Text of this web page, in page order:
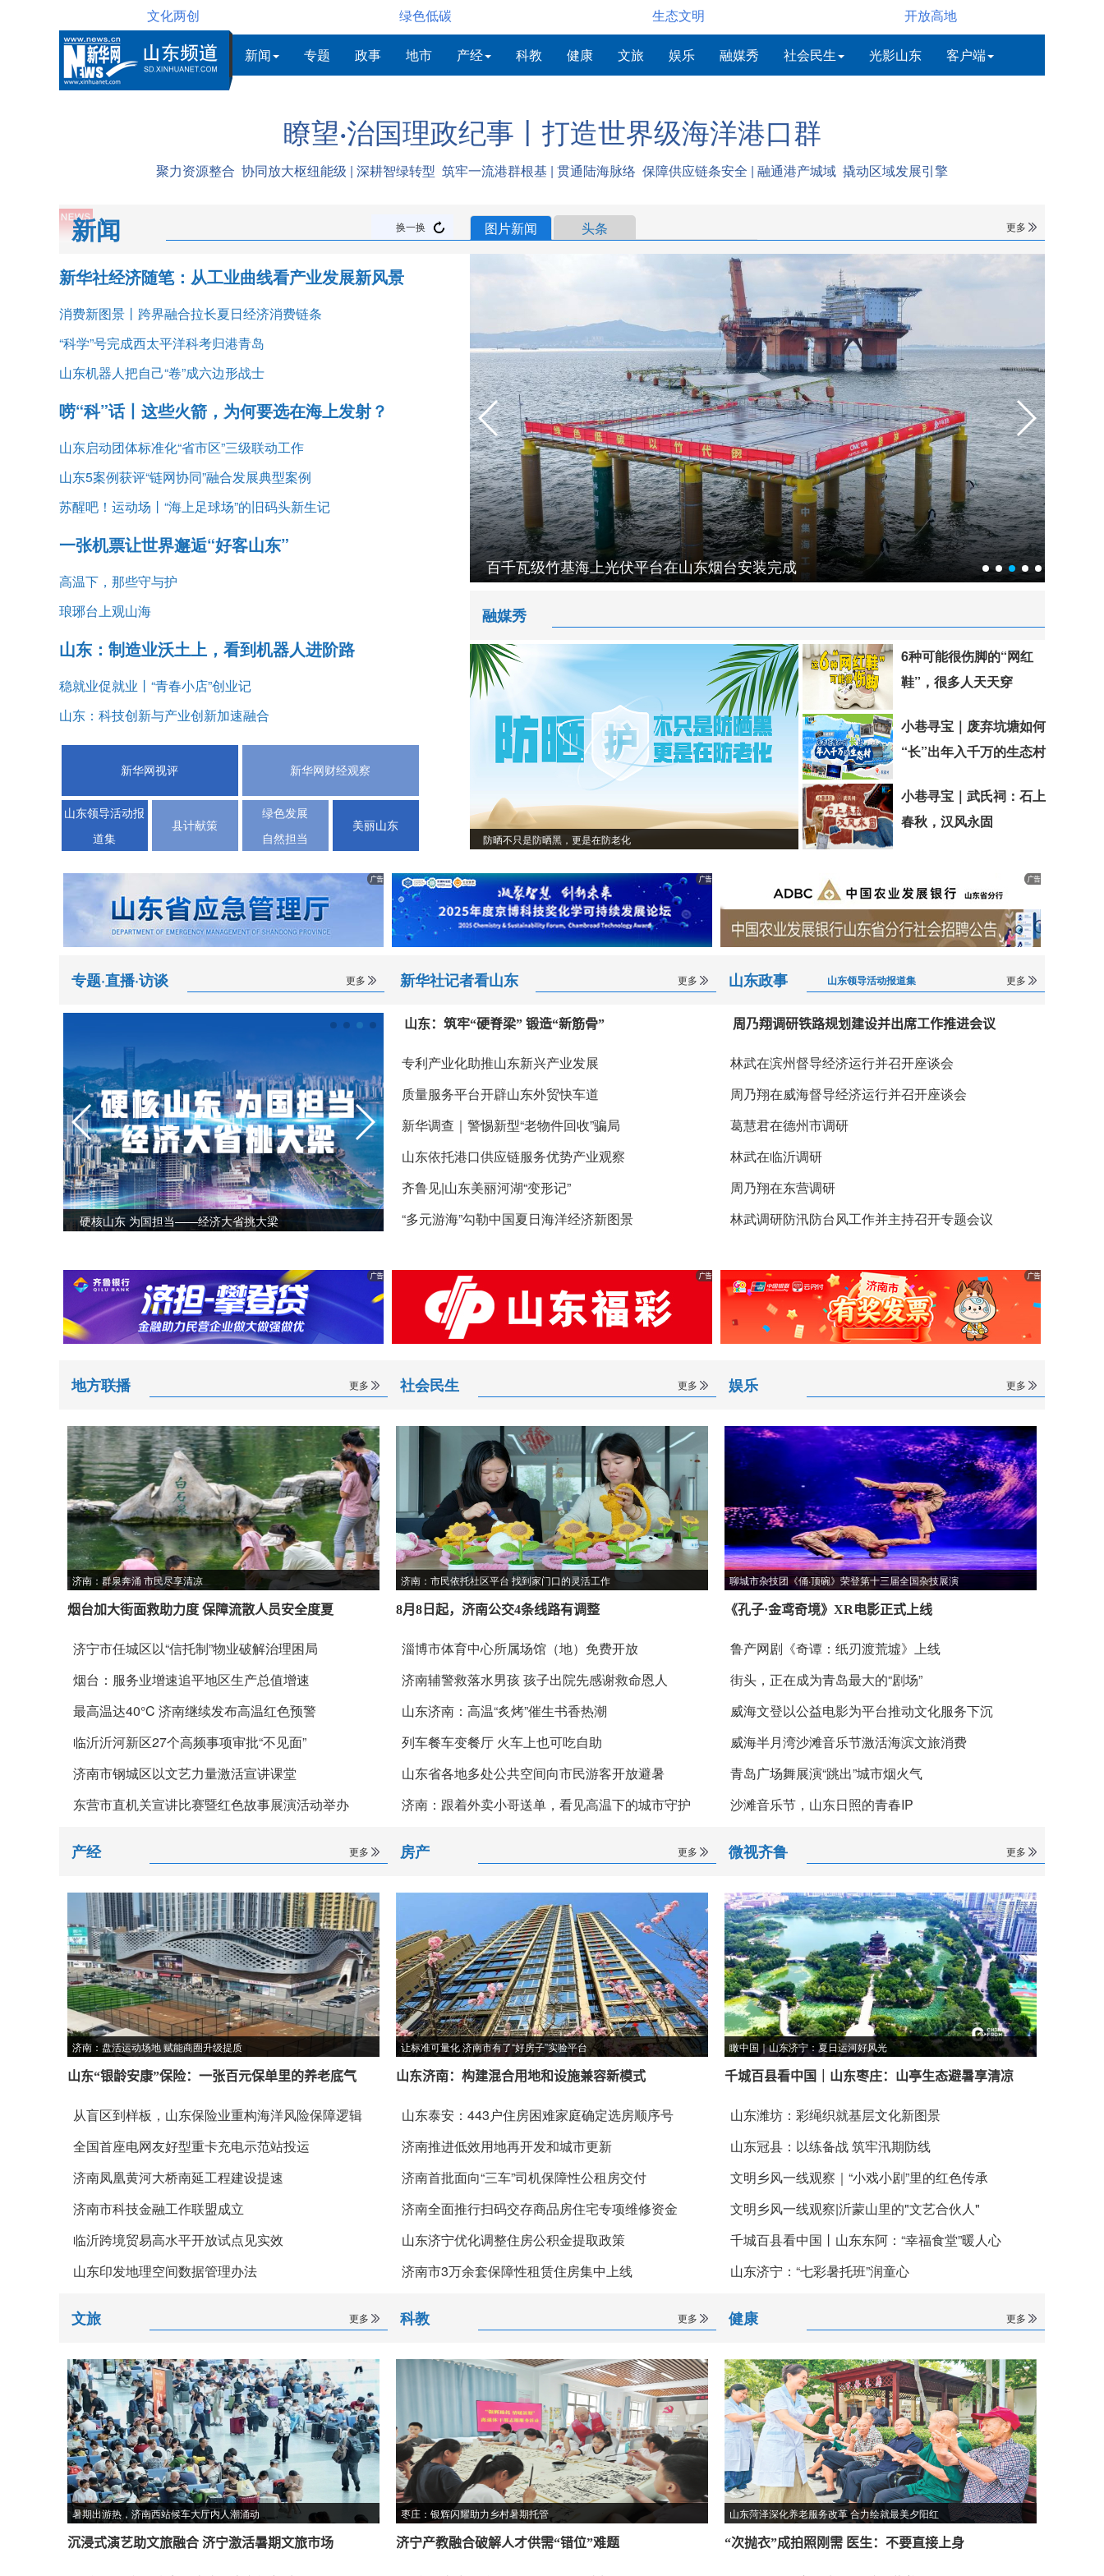
文化两创 绿色低碳 生态文明 开放高地
新闻 专题 政事 地市 产经 科教 健康 文旅 娱乐 融媒秀 社会民生 光影山东 客户端
瞭望·治国理政纪事丨打造世界级海洋港口群
聚力资源整合 协同放大枢纽能级 | 深耕智绿转型 筑牢一流港群根基 | 贯通陆海脉络 保障供应链条安全 | 融通港产城域 撬动区域发展引擎
新闻 换一换
新华社经济随笔：从工业曲线看产业发展新风景
消费新图景丨跨界融合拉长夏日经济消费链条
“科学”号完成西太平洋科考归港青岛
山东机器人把自己“卷”成六边形战士
唠“科”话丨这些火箭，为何要选在海上发射？
山东启动团体标准化“省市区”三级联动工作
山东5案例获评“链网协同”融合发展典型案例
苏醒吧！运动场丨“海上足球场”的旧码头新生记
一张机票让世界邂逅“好客山东”
高温下，那些守与护
琅琊台上观山海
山东：制造业沃土上，看到机器人进阶路
稳就业促就业丨“青春小店”创业记
山东：科技创新与产业创新加速融合
新华网视评 新华网财经观察
山东领导活动报
道集
县计献策
绿色发展
自然担当
美丽山东
图片新闻 头条 更多
“西北有高楼——西夏历史文化展”在山东博物馆举办
融媒秀
防晒不只是防晒黑，更是在防老化
6种可能很伤脚的“网红
鞋”，很多人天天穿
小巷寻宝｜废弃坑塘如何
“长”出年入千万的生态村
小巷寻宝｜武氏祠：石上
春秋，汉风永固
专题·直播·访谈 更多
2026山东两会 经济大省调研行
新华社记者看山东 更多
山东：筑牢“硬脊梁” 锻造“新筋骨”
专利产业化助推山东新兴产业发展
质量服务平台开辟山东外贸快车道
新华调查｜警惕新型“老物件回收”骗局
山东依托港口供应链服务优势产业观察
齐鲁见|山东美丽河湖“变形记”
“多元游海”勾勒中国夏日海洋经济新图景
山东政事 山东领导活动报道集 更多
周乃翔调研铁路规划建设并出席工作推进会议
林武在滨州督导经济运行并召开座谈会
周乃翔在威海督导经济运行并召开座谈会
葛慧君在德州市调研
林武在临沂调研
周乃翔在东营调研
林武调研防汛防台风工作并主持召开专题会议
地方联播 更多
济南：群泉奔涌 市民尽享清凉
烟台加大街面救助力度 保障流散人员安全度夏
济宁市任城区以“信托制”物业破解治理困局
烟台：服务业增速追平地区生产总值增速
最高温达40°C 济南继续发布高温红色预警
临沂沂河新区27个高频事项审批“不见面”
济南市钢城区以文艺力量激活宣讲课堂
东营市直机关宣讲比赛暨红色故事展演活动举办
社会民生 更多
济南：市民依托社区平台 找到家门口的灵活工作
8月8日起，济南公交4条线路有调整
淄博市体育中心所属场馆（地）免费开放
济南辅警救落水男孩 孩子出院先感谢救命恩人
山东济南：高温“炙烤”催生书香热潮
列车餐车变餐厅 火车上也可吃自助
山东省各地多处公共空间向市民游客开放避暑
济南：跟着外卖小哥送单，看见高温下的城市守护
娱乐 更多
聊城市杂技团《俑·顶碗》荣登第十三届全国杂技展演
《孔子·金鸢奇境》XR电影正式上线
鲁产网剧《奇谭：纸刃渡荒墟》上线
街头，正在成为青岛最大的“剧场”
威海文登以公益电影为平台推动文化服务下沉
威海半月湾沙滩音乐节激活海滨文旅消费
青岛广场舞展演“跳出”城市烟火气
沙滩音乐节，山东日照的青春IP
产经 更多
济南：盘活运动场地 赋能商圈升级提质
山东“银龄安康”保险：一张百元保单里的养老底气
从盲区到样板，山东保险业重构海洋风险保障逻辑
全国首座电网友好型重卡充电示范站投运
济南凤凰黄河大桥南延工程建设提速
济南市科技金融工作联盟成立
临沂跨境贸易高水平开放试点见实效
山东印发地理空间数据管理办法
房产 更多
让标准可量化 济南市有了“好房子”实验平台
山东济南：构建混合用地和设施兼容新模式
山东泰安：443户住房困难家庭确定选房顺序号
济南推进低效用地再开发和城市更新
济南首批面向“三车”司机保障性公租房交付
济南全面推行扫码交存商品房住宅专项维修资金
山东济宁优化调整住房公积金提取政策
济南市3万余套保障性租赁住房集中上线
微视齐鲁 更多
瞰中国｜山东济宁：夏日运河好风光
千城百县看中国｜山东枣庄：山亭生态避暑享清凉
山东潍坊：彩绳织就基层文化新图景
山东冠县：以练备战 筑牢汛期防线
文明乡风一线观察｜“小戏小剧”里的红色传承
文明乡风一线观察|沂蒙山里的"文艺合伙人"
千城百县看中国丨山东东阿：“幸福食堂”暖人心
山东济宁：“七彩暑托班”润童心
文旅 更多
暑期出游热，济南西站候车大厅内人潮涌动
沉浸式演艺助文旅融合 济宁激活暑期文旅市场
科教 更多
枣庄：银辉闪耀助力乡村暑期托管
济宁产教融合破解人才供需“错位”难题
健康 更多
山东菏泽深化养老服务改革 合力绘就最美夕阳红
“次抛衣”成拍照刚需 医生：不要直接上身